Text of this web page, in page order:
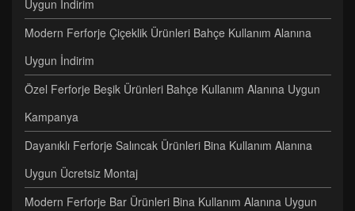
Uygun İndirim
Modern Ferforje Çiçeklik Ürünleri Bahçe Kullanım Alanına
Uygun İndirim
Özel Ferforje Beşik Ürünleri Bahçe Kullanım Alanına Uygun
Kampanya
Dayanıklı Ferforje Salıncak Ürünleri Bina Kullanım Alanına
Uygun Ücretsiz Montaj
Modern Ferforje Bar Ürünleri Bina Kullanım Alanına Uygun